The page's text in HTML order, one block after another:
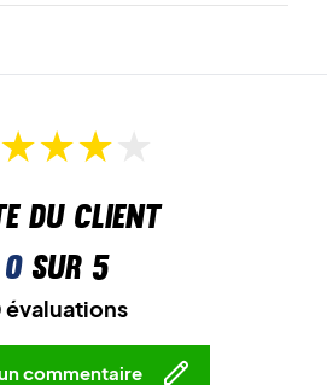
du client
0sur 5
évaluations
commentaire